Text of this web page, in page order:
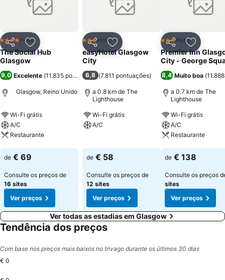
PartilharAdicionar aos favoritos
4 EstrelasHotel
The Social Hub
Glasgow
9,0 Excelente (11.835 pontuações)
Glasgow, Reino Unido
Wi-Fi grátis
A/C
Restaurante
Ver preços
de € 69
Consulte os preços de
16 sites
Ver preços
PartilharAdicionar aos favoritos
3 Estrelas
Hotel
easyHotel Glasgow
City
6,8 (7.811 pontuações)
a 0.8 km de The
Lighthouse
Wi-Fi grátis
A/C
de € 58
Consulte os preços de
12 sites
Ver preços
Partilhar
3 Estrelas
Hotel
Premier Inn
City - George
8,4 Muito boa (
a 0.7 km de The
Lighthouse
Wi-Fi grátis
A/C
Restaurante
Ver preços
de € 138
Consulte os preços
sites
Ver preços
Ver todas as estadias em Glasgow
Tendência dos preços
Com base nos preços mais baixos no trivago durante os últimos 30 dias
€ 0